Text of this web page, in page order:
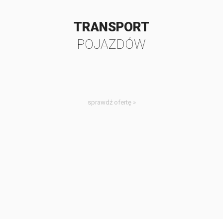
TRANSPORT
POJAZDÓW
sprawdź ofertę »